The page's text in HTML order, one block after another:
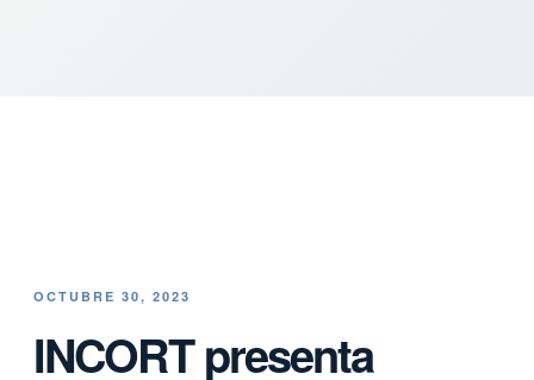
OCTUBRE 30, 2023
INCORT presenta